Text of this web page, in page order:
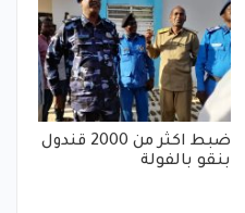
ضبط اكثر من 2000 قندول
بنقو بالفولة